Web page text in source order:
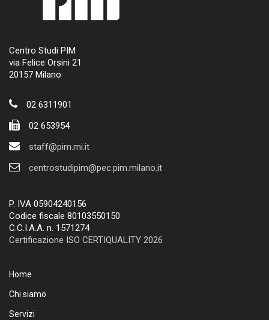
Centro Studi PIM
via Felice Orsini 21
20157 Milano
02 6311901
02 653954
staff@pim.mi.it
centrostudipim@pec.pim.milano.it
P. IVA 05904240156
Codice fiscale 80103550150
C.C.I.A.A. n. 1571274
Certificazione ISO CERTIQUALITY 2026
Home
Chi siamo
Servizi